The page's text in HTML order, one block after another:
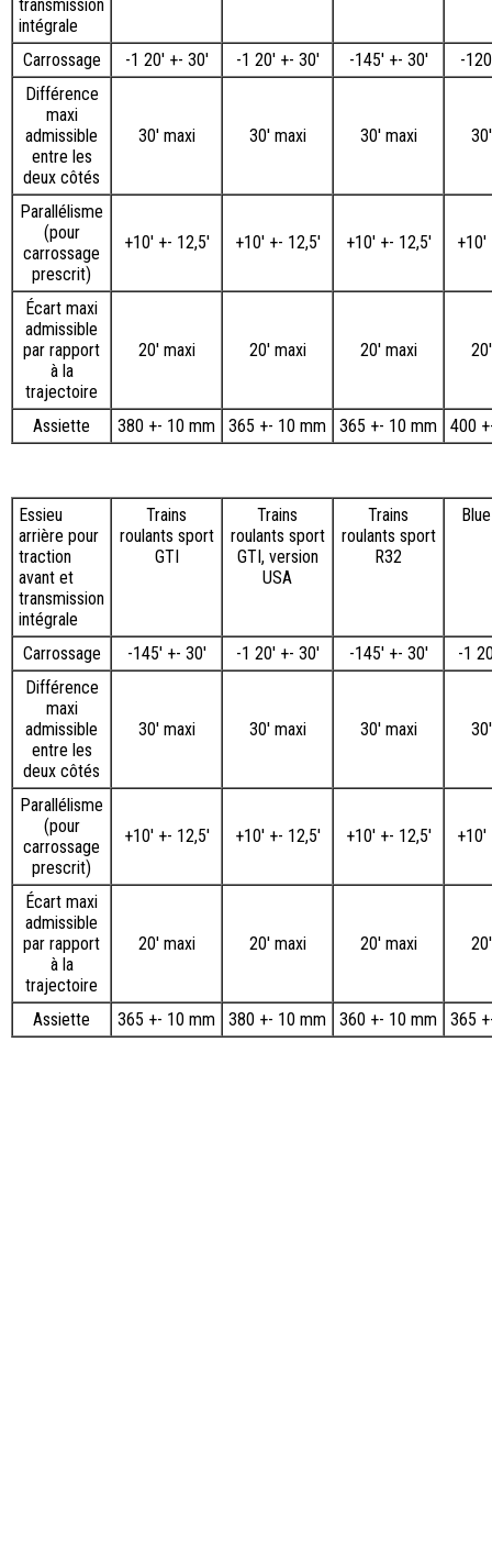
transmission
intégrale
Carrossage
-1 20′ +- 30′ -1 20′ +- 30′ -145' +- 30'
-
Différence
maxi
admissible
entre les
deux côtés
30' maxi 30' maxi 30' maxi
Parallélisme
(pour
carrossage
prescrit)
+10′ +- 12,5′ +10′ +- 12,5′ +10′ +- 12,5′
Écart maxi
admissible
par rapport
à la
trajectoire
20' maxi 20' maxi 20' maxi
Assiette 380 +- 10 mm 365 +- 10 mm 365 +- 10 mm 400
Essieu
arrière pour
traction
avant et
transmission
intégrale
Trains
roulants sport
GTI
Trains
roulants sport
GTI, version
USA
Trains
roulants sport
R32
Carrossage -145' +- 30' -1 20′ +- 30′ -145' +- 30'
-1
Différence
maxi
admissible
entre les
deux côtés
30' maxi 30' maxi 30' maxi
Parallélisme
(pour
carrossage
prescrit)
+10′ +- 12,5′ +10′ +- 12,5′ +10′ +- 12,5′
Écart maxi
admissible
par rapport
à la
trajectoire
20' maxi 20' maxi 20' maxi
Assiette 365 +- 10 mm 380 +- 10 mm 360 +- 10 mm 365